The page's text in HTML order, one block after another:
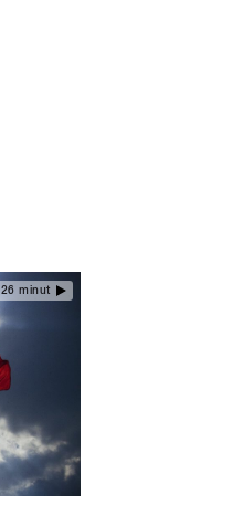
26 minut